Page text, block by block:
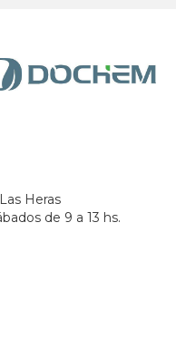
Heras
de 9 a 13 hs.